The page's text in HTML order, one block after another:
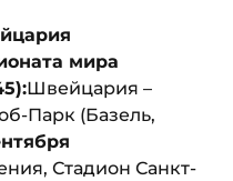
мира
Швейцария –
Парк (Базель,
Стадион Санкт-